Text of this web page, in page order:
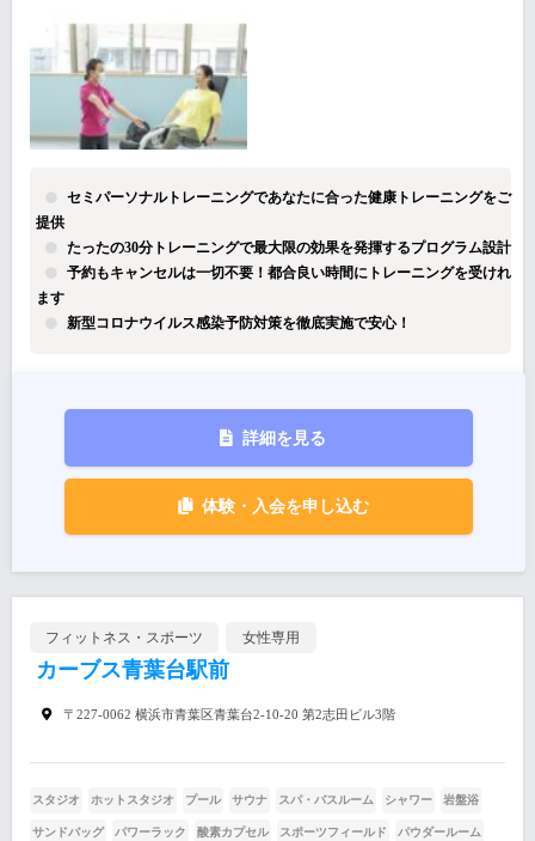
セミパーソナルトレーニングであなたに合った健康トレーニングをご
提供
たったの30分トレーニングで最大限の効果を発揮するプログラム設計
予約もキャンセルは一切不要！都合良い時間にトレーニングを受けれ
ます
新型コロナウイルス感染予防対策を徹底実施で安心！
詳細を見る
体験・入会を申し込む
フィットネス・スポーツ 女性専用
カーブス青葉台駅前
〒227-0062 横浜市青葉区青葉台2-10-20 第2志田ビル3階
スタジオ ホットスタジオ プール サウナ スパ・バスルーム シャワー 岩盤浴
サンドバッグ パワーラック 酸素カプセル スポーツフィールド パウダールーム